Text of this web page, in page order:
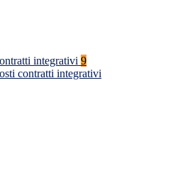
integrativi 9
contratti integrativi